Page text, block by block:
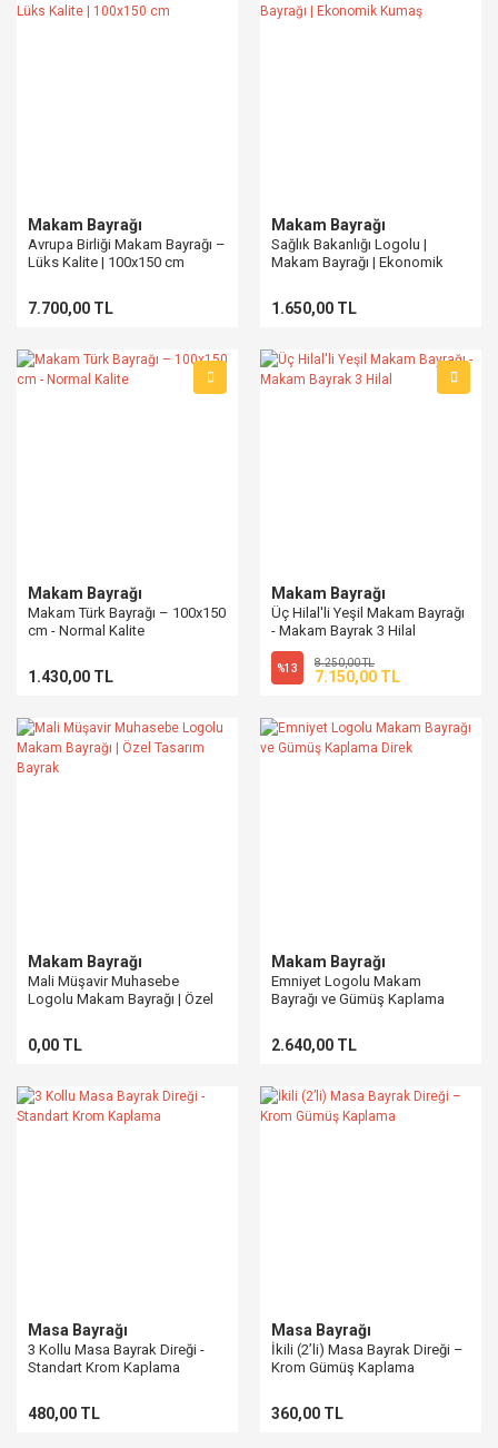
Makam Bayrağı
Avrupa Birliği Makam Bayrağı –
Lüks Kalite | 100x150 cm
7.700,00 TL
Makam Bayrağı
Sağlık Bakanlığı Logolu |
Makam Bayrağı | Ekonomik
1.650,00 TL
Makam Bayrağı
Makam Türk Bayrağı – 100x150
cm - Normal Kalite
1.430,00 TL
Makam Bayrağı
Üç Hilal'li Yeşil Makam Bayrağı
- Makam Bayrak 3 Hilal
%13 8.250,00 TL
7.150,00 TL
Makam Bayrağı
Mali Müşavir Muhasebe
Logolu Makam Bayrağı | Özel
0,00 TL
Makam Bayrağı
Emniyet Logolu Makam
Bayrağı ve Gümüş Kaplama
2.640,00 TL
Masa Bayrağı
3 Kollu Masa Bayrak Direği -
Standart Krom Kaplama
480,00 TL
Masa Bayrağı
İkili (2’li) Masa Bayrak Direği –
Krom Gümüş Kaplama
360,00 TL